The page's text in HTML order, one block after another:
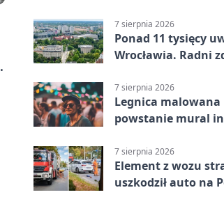
.
7 sierpnia 2026
Ponad 11 tysięcy
Wrocławia. Radni
7 sierpnia 2026
Legnica malowana
powstanie mural
7 sierpnia 2026
Element z wozu
uszkodził auto na